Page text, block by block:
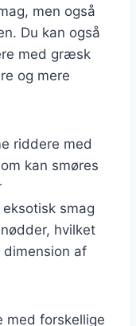
men også
Du kan også
med græsk
og mere
riddere med
kan smøres
smag
hvilket
dimension af
med forskellige